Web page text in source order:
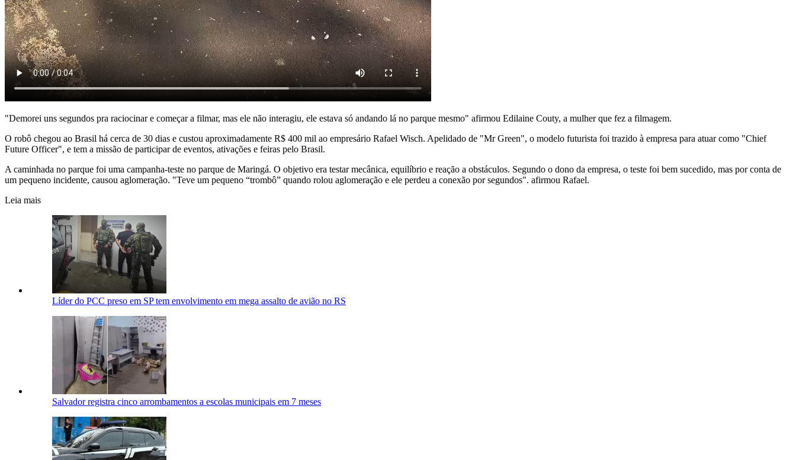
"Demorei uns segundos pra raciocinar e começar a filmar, mas ele não interagiu, ele estava só andando lá no parque mesmo" afirmou Edilaine Couty, a mulher que fez a filmagem.
O robô chegou ao Brasil há cerca de 30 dias e custou aproximadamente R$ 400 mil ao empresário Rafael Wisch. Apelidado de "Mr Green", o modelo futurista foi trazido à empresa para atuar como "Chief
Future Officer", e tem a missão de participar de eventos, ativações e feiras pelo Brasil.
A caminhada no parque foi uma campanha-teste no parque de Maringá. O objetivo era testar mecânica, equilíbrio e reação a obstáculos. Segundo o dono da empresa, o teste foi bem sucedido, mas por conta de
um pequeno incidente, causou aglomeração. "Teve um pequeno “trombô” quando rolou aglomeração e ele perdeu a conexão por segundos". afirmou Rafael.
Leia mais
Líder do PCC preso em SP tem envolvimento em mega assalto de avião no RS
Salvador registra cinco arrombamentos a escolas municipais em 7 meses